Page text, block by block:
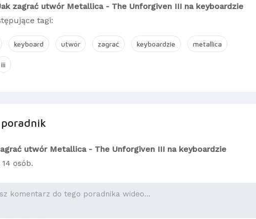
zagrać utwór Metallica - The Unforgiven III na keyboardzie
tagi:
keyboard utwór zagrać keyboardzie metallica
iii
utwór Metallica - The Unforgiven III na keyboardzie
osób.